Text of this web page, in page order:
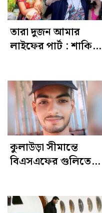
তারা দুজন আমার
লাইফের পার্ট : শাকিব
কুলাউড়া সীমান্তে
বিএসএফের গুলিতে